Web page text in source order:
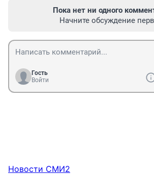
Пока нет ни одного
Начните обсуждение
Гость
Войти
Новости СМИ2